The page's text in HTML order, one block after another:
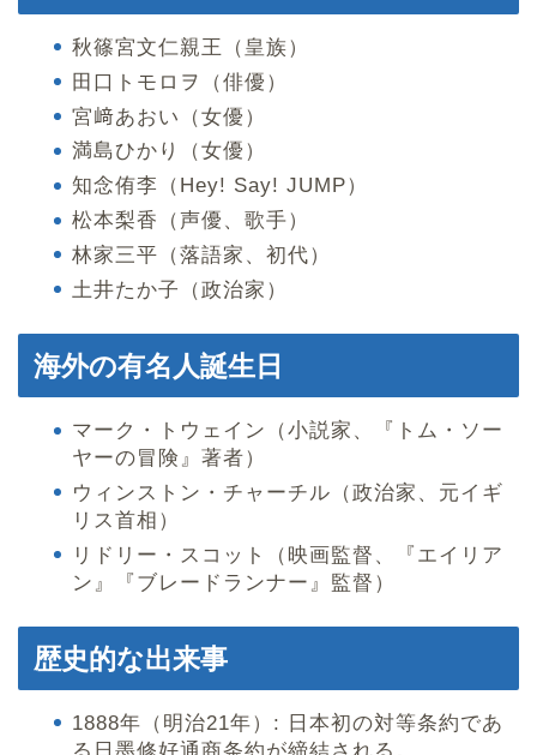
秋篠宮文仁親王（皇族）
田口トモロヲ（俳優）
宮﨑あおい（女優）
満島ひかり（女優）
知念侑李（Hey! Say! JUMP）
松本梨香（声優、歌手）
林家三平（落語家、初代）
土井たか子（政治家）
海外の有名人誕生日
マーク・トウェイン（小説家、『トム・ソー
ヤーの冒険』著者）
ウィンストン・チャーチル（政治家、元イギ
リス首相）
リドリー・スコット（映画監督、『エイリア
ン』『ブレードランナー』監督）
歴史的な出来事
1888年（明治21年）: 日本初の対等条約であ